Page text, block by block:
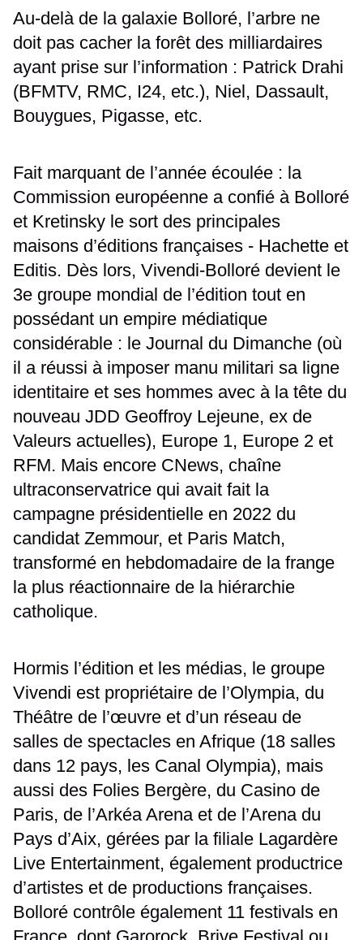
Au-delà de la galaxie Bolloré, l’arbre ne
doit pas cacher la forêt des milliardaires
ayant prise sur l’information : Patrick Drahi
(BFMTV, RMC, I24, etc.), Niel, Dassault,
Bouygues, Pigasse, etc.
Fait marquant de l’année écoulée : la
Commission européenne a confié à Bolloré
et Kretinsky le sort des principales
maisons d’éditions françaises - Hachette et
Editis. Dès lors, Vivendi-Bolloré devient le
3e groupe mondial de l’édition tout en
possédant un empire médiatique
considérable : le Journal du Dimanche (où
il a réussi à imposer manu militari sa ligne
identitaire et ses hommes avec à la tête du
nouveau JDD Geoffroy Lejeune, ex de
Valeurs actuelles), Europe 1, Europe 2 et
RFM. Mais encore CNews, chaîne
ultraconservatrice qui avait fait la
campagne présidentielle en 2022 du
candidat Zemmour, et Paris Match,
transformé en hebdomadaire de la frange
la plus réactionnaire de la hiérarchie
catholique.
Hormis l’édition et les médias, le groupe
Vivendi est propriétaire de l’Olympia, du
Théâtre de l’œuvre et d’un réseau de
salles de spectacles en Afrique (18 salles
dans 12 pays, les Canal Olympia), mais
aussi des Folies Bergère, du Casino de
Paris, de l’Arkéa Arena et de l’Arena du
Pays d’Aix, gérées par la filiale Lagardère
Live Entertainment, également productrice
d’artistes et de productions françaises.
Bolloré contrôle également 11 festivals en